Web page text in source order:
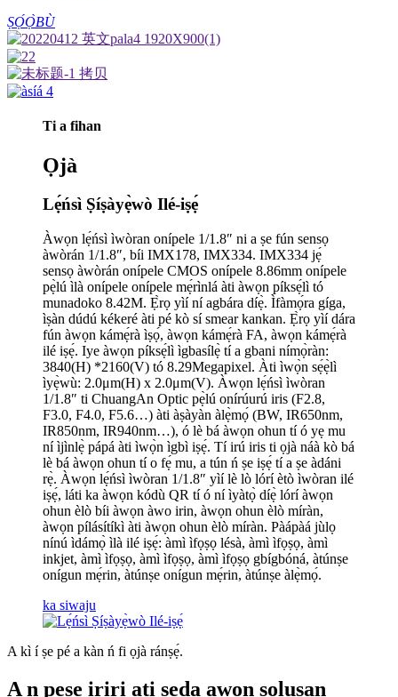
ṢỌ́Ọ̀BÙ
Ti a fihan
Ọjà
Lẹ́ńsì Ṣíṣàyẹ̀wò Ilé-iṣẹ́
Àwọn lẹ́ńsì ìwòran onípele 1/1.8″ ni a ṣe fún sensọ
àwòrán 1/1.8″, bíi IMX178, IMX334. IMX334 jẹ́
sensọ àwòrán onípele CMOS onípele 8.86mm onípele
pẹ̀lú ìlà onípele onípele mẹ́rìnlá àti àwọn píksẹ́lì tó
munadoko 8.42M. Ẹ̀rọ yìí ní agbára díẹ̀. Ìfàmọ́ra gíga,
ìṣàn dúdú kékeré àti pé kò sí smear kankan. Ẹ̀rọ yìí dára
fún àwọn kámẹ́rà ìṣọ́, àwọn kámẹ́rà FA, àwọn kámẹ́rà
ilé iṣẹ́. Iye àwọn píksẹ́lì ìgbasílẹ̀ tí a gbani nímọ̀ràn:
3840(H) *2160(V) tó 8.29Megapixel. Àti ìwọ̀n sẹ́ẹ̀lì
ìyẹ̀wù: 2.0μm(H) x 2.0μm(V). Àwọn lẹ́ńsì ìwòran
1/1.8″ ti ChuangAn Optic pẹ̀lú onírúurú iris (F2.8,
F3.0, F4.0, F5.6…) àti àṣàyàn àlẹ̀mọ́ (BW, IR650nm,
IR850nm, IR940nm…), ó lè bá àwọn ohun tí ó yẹ mu
ní ìjìnlẹ̀ pápá àti ìwọ̀n ìgbì iṣẹ́. Tí irú iris ti ọjà náà kò bá
lè bá àwọn ohun tí o fẹ́ mu, a tún ń ṣe iṣẹ́ tí a ṣe àdáni
rẹ̀. Àwọn lẹ́ńsì ìwòran 1/1.8″ yìí lè lò lórí ètò ìwòran ilé
iṣẹ́, láti ka àwọn kódù QR tí ó ní ìyàtọ̀ díẹ̀ lórí àwọn
ohun èlò bíi àwọn àwo irin, àwọn ohun èlò míràn,
àwọn pílásítíkì àti àwọn ohun èlò míràn. Pàápàá jùlọ
nínú ìdámọ̀ ìlà ilé iṣẹ́: àmì ìfọṣọ lésà, àmì ìfọṣọ, àmì
inkjet, àmì ìfọṣọ, àmì ìfọṣọ, àmì ìfọṣọ gbígbóná, àtúnṣe
onígun mẹ́rin, àtúnṣe onígun mẹ́rin, àtúnṣe àlẹ̀mọ́.
ka siwaju
A kì í ṣe pé a kàn ń fi ọjà ránṣẹ́.
A n pese iriri ati ṣẹda awọn solusan